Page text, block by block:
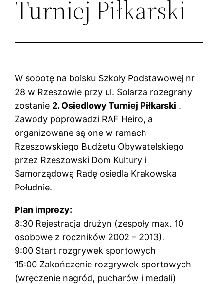
Turniej Piłkarski
W sobotę na boisku Szkoły Podstawowej nr
28 w Rzeszowie przy ul. Solarza rozegrany
zostanie 2. Osiedlowy Turniej Piłkarski .
Zawody poprowadzi RAF Heiro, a
organizowane są one w ramach
Rzeszowskiego Budżetu Obywatelskiego
przez Rzeszowski Dom Kultury i
Samorządową Radę osiedla Krakowska
Południe.
Plan imprezy:
8:30 Rejestracja drużyn (zespoły max. 10
osobowe z roczników 2002 – 2013).
9:00 Start rozgrywek sportowych
15:00 Zakończenie rozgrywek sportowych
(wręczenie nagród, pucharów i medali)